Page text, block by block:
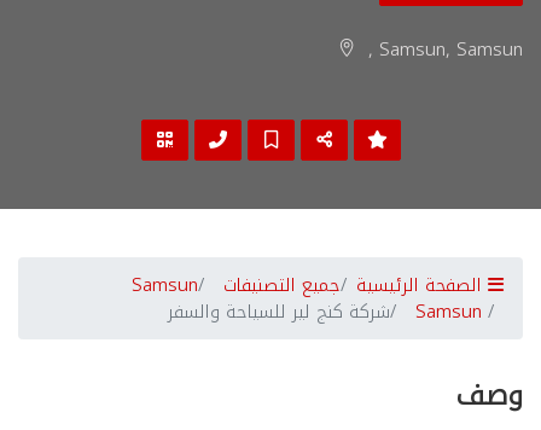
, Samsun, Samsun
الصفحة الرئيسية جميع التصنيفات Samsun
Samsun شركة كنج لير للسياحة والسفر
وصف